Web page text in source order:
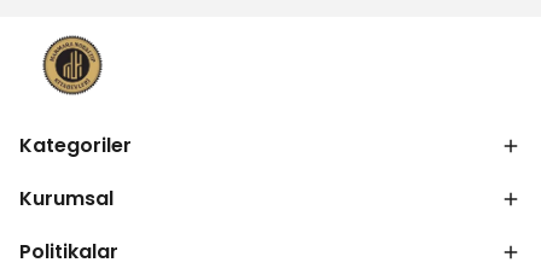
Kategoriler
Kurumsal
Politikalar